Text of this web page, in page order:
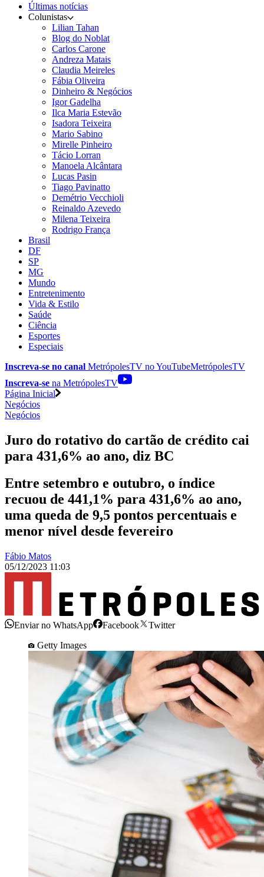
Últimas notícias
Colunistas
Lilian Tahan
Blog do Noblat
Carlos Carone
Andreza Matais
Claudia Meireles
Fábia Oliveira
Dinheiro & Negócios
Igor Gadelha
Ilca Maria Estevão
Isadora Teixeira
Mario Sabino
Mirelle Pinheiro
Tácio Lorran
Manoela Alcântara
Lucas Pasin
Tiago Pavinatto
Demétrio Vecchioli
Reinaldo Azevedo
Milena Teixeira
Rodrigo França
Brasil
DF
SP
MG
Mundo
Entretenimento
Vida & Estilo
Saúde
Ciência
Esportes
Especiais
Inscreva-se no canal MetrópolesTV noYouTubeMetrópolesTV
Inscreva-se na MetrópolesTV
Página Inicial
Negócios
Negócios
Juro do rotativo do cartão de crédito cai
para 431,6% ao ano, diz BC
Entre setembro e outubro, o índice
recuou de 441,1% para 431,6% ao ano,
uma queda de 9,5 pontos percentuais e
menor nível desde fevereiro
Fábio Matos
05/12/2023 11:03
Enviar no WhatsApp Facebook
Twitter
Getty Images